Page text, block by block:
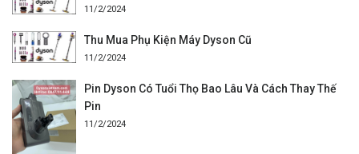
11/2/2024
Thu Mua Phụ Kiện Máy Dyson Cũ
11/2/2024
Pin Dyson Có Tuổi Thọ Bao Lâu Và Cách Thay Thế
Pin
11/2/2024